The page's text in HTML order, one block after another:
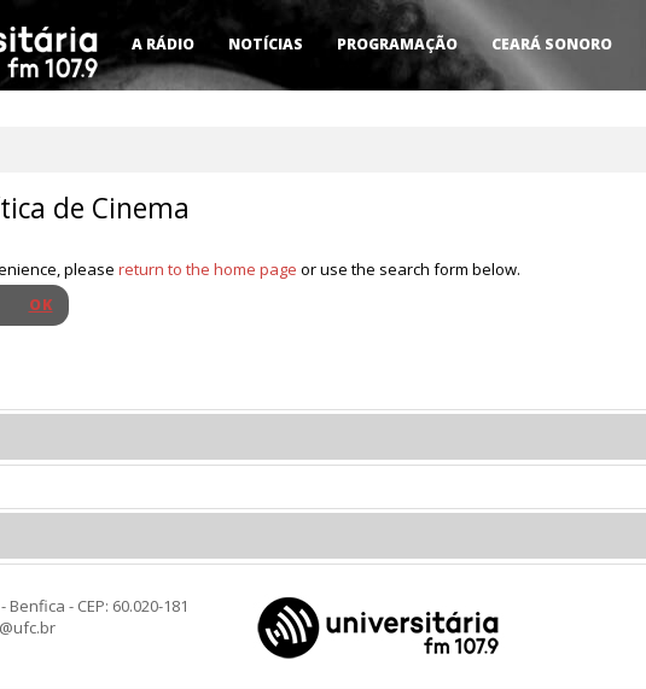
A RÁDIO NOTÍCIAS PROGRAMAÇÃO CEARÁ SONORO
de Cinema
please return to the home page or use the search form below.
- CEP: 60.020-181